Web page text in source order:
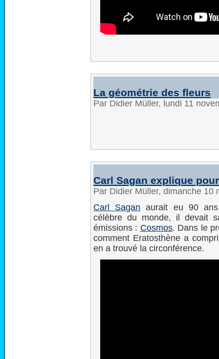
La géométrie des fleurs
Par Didier Müller, lundi 11
Carl Sagan explique
Par Didier Müller, dimanche
Carl Sagan aurait eu 90 ans
célèbre du monde, il devait
émissions : Cosmos. Dans le
comment Eratosthène a
en a trouvé la circonférence.